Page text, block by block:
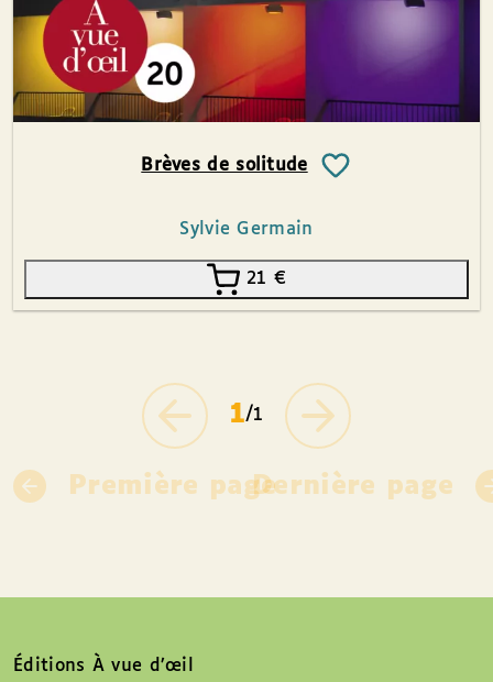
Brèves de solitude
Sylvie Germain
21 €
Première page
1/1
Dernière page
Éditions À vue d’œil